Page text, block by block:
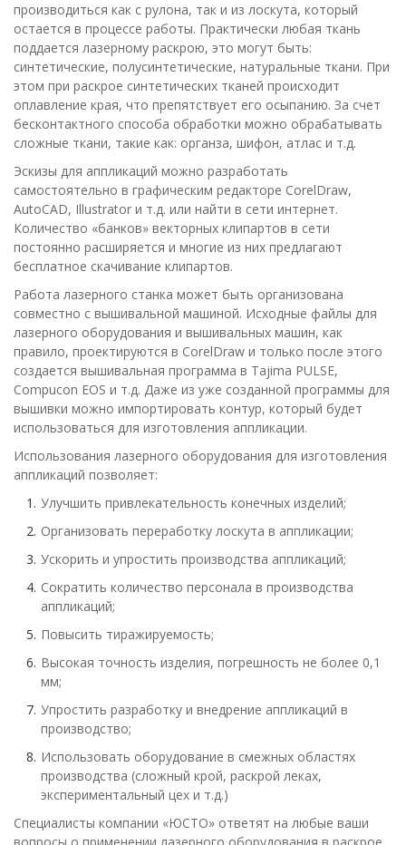
производиться как с рулона, так и из лоскута, который
остается в процессе работы. Практически любая ткань
поддается лазерному раскрою, это могут быть:
синтетические, полусинтетические, натуральные ткани. При
этом при раскрое синтетических тканей происходит
оплавление края, что препятствует его осыпанию. За счет
бесконтактного способа обработки можно обрабатывать
сложные ткани, такие как: органза, шифон, атлас и т.д.
Эскизы для аппликаций можно разработать
самостоятельно в графическим редакторе CorelDraw,
AutoCAD, Illustrator и т.д. или найти в сети интернет.
Количество «банков» векторных клипартов в сети
постоянно расширяется и многие из них предлагают
бесплатное скачивание клипартов.
Работа лазерного станка может быть организована
совместно с вышивальной машиной. Исходные файлы для
лазерного оборудования и вышивальных машин, как
правило, проектируются в CorelDraw и только после этого
создается вышивальная программа в Tajima PULSE,
Compucon EOS и т.д. Даже из уже созданной программы для
вышивки можно импортировать контур, который будет
использоваться для изготовления аппликации.
Использования лазерного оборудования для изготовления
аппликаций позволяет:
Улучшить привлекательность конечных изделий;
Организовать переработку лоскута в аппликации;
Ускорить и упростить производства аппликаций;
Сократить количество персонала в производства
аппликаций;
Повысить тиражируемость;
Высокая точность изделия, погрешность не более 0,1
мм;
Упростить разработку и внедрение аппликаций в
производство;
Использовать оборудование в смежных областях
производства (сложный крой, раскрой леках,
экспериментальный цех и т.д.)
Специалисты компании «ЮСТО» ответят на любые ваши